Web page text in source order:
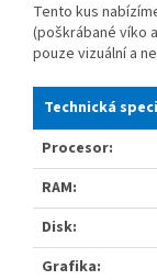
Tento kus
(poškrábané víko
pouze vizuální a
Technická
Procesor:
RAM:
Disk:
Grafika: